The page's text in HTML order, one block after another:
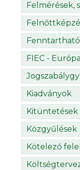
Felmérések,
FIEC -
Kiadványok
Kitüntetések
Közgyűlések
Kötelező